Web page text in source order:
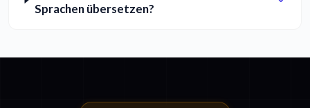
Sprachen übersetzen?